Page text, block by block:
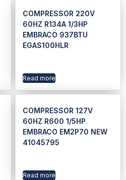
COMPRESSOR 220V
60HZ R134A 1/3HP
EMBRACO 937BTU
EGAS100HLR
Read more
COMPRESSOR 127V
60HZ R600 1/5HP
EMBRACO EM2P70 NEW
41045795
Read more